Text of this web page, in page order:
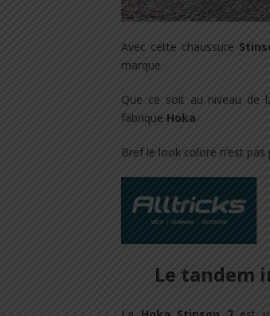
Avec cette chaussure
marque.
Que ce soit au niveau de
fabrique Hoka.
Bref le look coloré n’est
Le tandem